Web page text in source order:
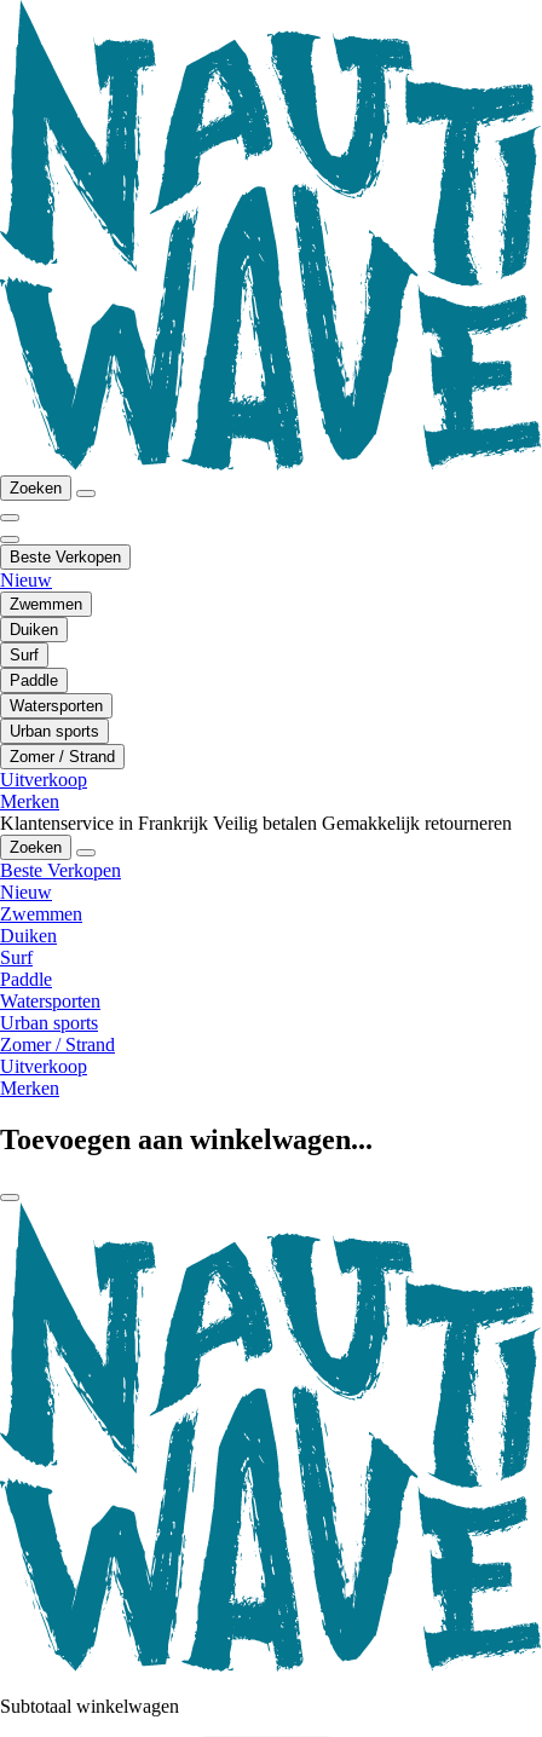
Zoeken
Beste Verkopen
Nieuw
Zwemmen
Duiken
Surf
Paddle
Watersporten
Urban sports
Zomer / Strand
Uitverkoop
Merken
Klantenservice in Frankrijk Veilig betalen Gemakkelijk retourneren
Zoeken
Beste Verkopen
Nieuw
Zwemmen
Duiken
Surf
Paddle
Watersporten
Urban sports
Zomer / Strand
Uitverkoop
Merken
Toevoegen aan winkelwagen...
Subtotaal winkelwagen